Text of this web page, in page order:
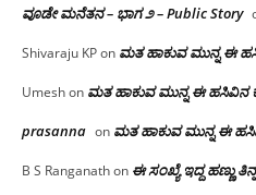
ವೂಡೇ ಮನೆತನ – ಭಾಗ ೨ – Public Story
Shivaraju KPon ಮತ ಹಾಕುವ ಮುನ್ನ ಈ
Umeshon ಮತ ಹಾಕುವ ಮುನ್ನ ಈ ಹಸಿವಿನ
prasanna on ಮತ ಹಾಕುವ ಮುನ್ನ ಈ
B S Ranganathon ಈ ಸಂಖ್ಯೆ ಇದ್ದ ಹಣ್ಣು